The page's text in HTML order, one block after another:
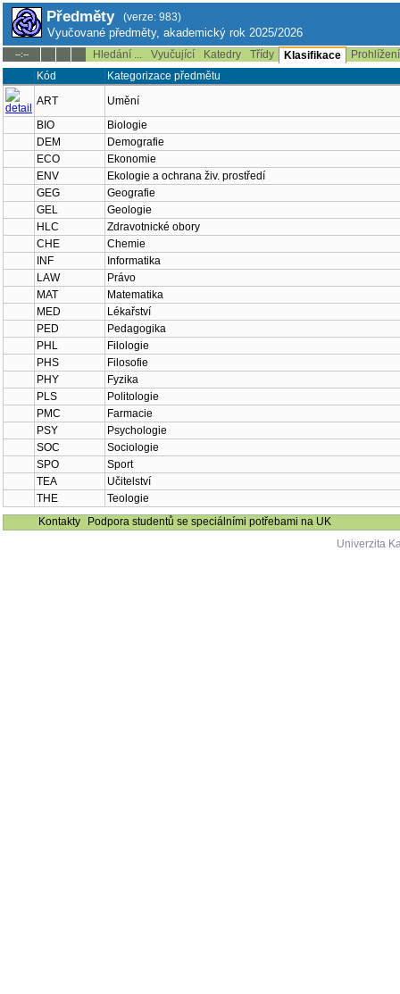
Předměty (verze: 983)
Vyučované předměty, akademický rok 2025/2026
--:-- Hledání ... Vyučující Katedry Třídy Klasifikace
Kód
Kategorizace předmětu
ART
Umění
BIO
Biologie
DEM
Demografie
ECO
Ekonomie
ENV
Ekologie a ochrana živ. prostředí
GEG
Geografie
GEL
Geologie
HLC
Zdravotnické obory
CHE
Chemie
INF
Informatika
LAW
Právo
MAT
Matematika
MED
Lékařství
PED
Pedagogika
PHL
Filologie
PHS
Filosofie
PHY
Fyzika
PLS
Politologie
PMC
Farmacie
PSY
Psychologie
SOC
Sociologie
SPO
Sport
TEA
Učitelství
THE
Teologie
Kontakty
Podpora studentů se speciálními potřebami na UK
Univerzita